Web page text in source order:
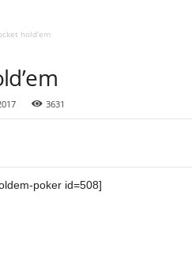
hold’em
3631
poker id=508]